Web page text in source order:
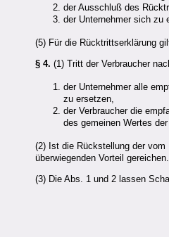
der Ausschluß des
der Unternehmer sich zu
(5) Für die Rücktrittserklärung
§ 4. (1) Tritt der Verbraucher
der Unternehmer alle
zu ersetzen,
der Verbraucher die
des gemeinen Wertes
(2) Ist die Rückstellung der vom
überwiegenden Vorteil gereichen.
(3) Die Abs. 1 und 2 lassen